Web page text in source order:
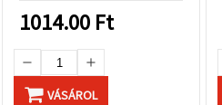
1014.00 Ft
VÁSÁROL